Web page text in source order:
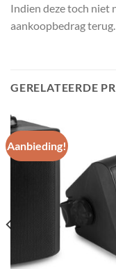
Indien deze toch niet
aankoopbedrag terug.
GERELATEERDE
Aanbieding!